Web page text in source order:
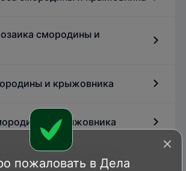
смородины и
и крыжовника
и крыжовника
и крыжовника
пожаловать в Дела